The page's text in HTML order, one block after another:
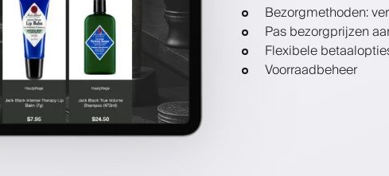
Bezorgmethoden:
Pas bezorgprijzen
Flexibele
Voorraadbeheer